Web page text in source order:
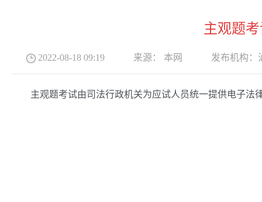
主观题
2022-08-18 09:19 来源： 本网 发布机构：
主观题考试由司法行政机关为应试人员统一提供电子法